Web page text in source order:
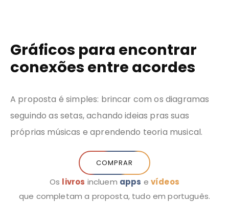
Gráficos para encontrar
conexões entre acordes
A proposta é simples: brincar com os diagramas
seguindo as setas, achando ideias pras suas
próprias músicas e aprendendo teoria musical.
COMPRAR
Os livros incluem apps evídeos
que completam a proposta, tudo em português.